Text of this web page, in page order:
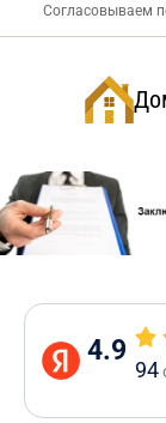
Согласовываем
4.9
94